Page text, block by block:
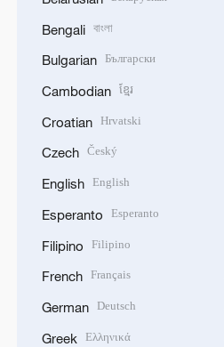
Bengali বাংলা
Bulgarian Български
Cambodian ខ្មែរ
Croatian Hrvatski
Czech Český
English English
Esperanto Esperanto
Filipino Filipino
French Français
German Deutsch
Greek Ελληνικά